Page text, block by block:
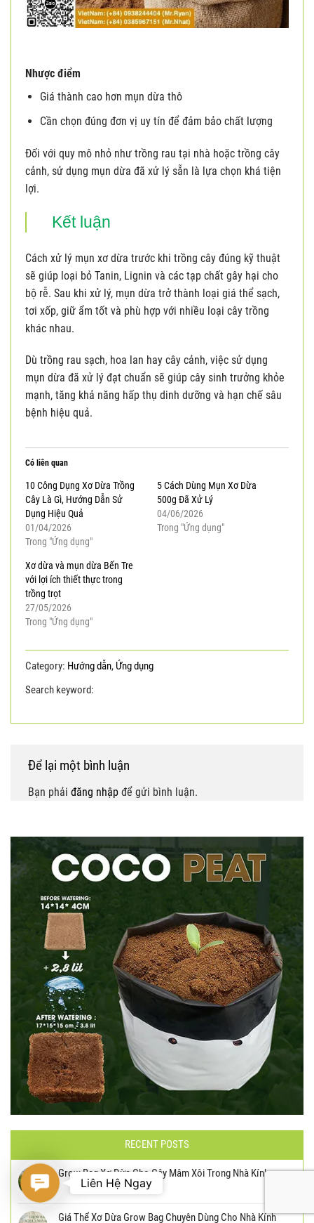
Nhược điểm
Giá thành cao hơn mụn dừa thô
Cần chọn đúng đơn vị uy tín để đảm bảo chất lượng
Đối với quy mô nhỏ như trồng rau tại nhà hoặc trồng cây
cảnh, sử dụng mụn dừa đã xử lý sẵn là lựa chọn khá tiện
lợi.
Kết luận
Cách xử lý mụn xơ dừa trước khi trồng cây đúng kỹ thuật
sẽ giúp loại bỏ Tanin, Lignin và các tạp chất gây hại cho
bộ rễ. Sau khi xử lý, mụn dừa trở thành loại giá thể sạch,
tơi xốp, giữ ẩm tốt và phù hợp với nhiều loại cây trồng
khác nhau.
Dù trồng rau sạch, hoa lan hay cây cảnh, việc sử dụng
mụn dừa đã xử lý đạt chuẩn sẽ giúp cây sinh trưởng khỏe
mạnh, tăng khả năng hấp thụ dinh dưỡng và hạn chế sâu
bệnh hiệu quả.
Có liên quan
10 Công Dụng Xơ Dừa Trồng
Cây Là Gì, Hướng Dẫn Sử
Dụng Hiệu Quả
01/04/2026
Trong "Ứng dụng"
5 Cách Dùng Mụn Xơ Dừa
500g Đã Xử Lý
04/06/2026
Trong "Ứng dụng"
Xơ dừa và mụn dừa Bến Tre
với lợi ích thiết thực trong
trồng trọt
27/05/2026
Trong "Ứng dụng"
Category: Hướng dẫn, Ứng dụng
Search keyword:
Để lại một bình luận
Bạn phải đăng nhập để gửi bình luận.
RECENT POSTS
Grow Bag Xơ Dừa Cho Cây Mâm Xôi Trong Nhà Kính
Giá Thể Xơ Dừa Grow Bag Chuyên Dùng Cho Nhà Kính
Contact
Us
Liên Hệ Ngay